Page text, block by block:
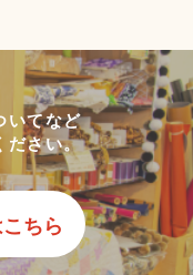
いてなど
ださい。
ちら